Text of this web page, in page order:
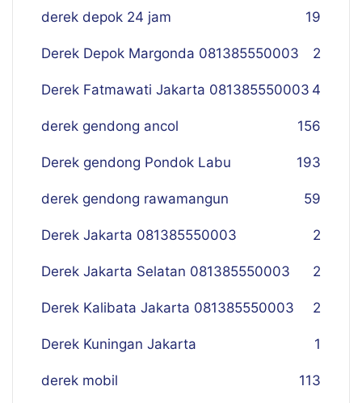
derek depok 24 jam 19
Derek Depok Margonda 081385550003 2
Derek Fatmawati Jakarta 081385550003 4
derek gendong ancol 156
Derek gendong Pondok Labu 193
derek gendong rawamangun 59
Derek Jakarta 081385550003 2
Derek Jakarta Selatan 081385550003 2
Derek Kalibata Jakarta 081385550003 2
Derek Kuningan Jakarta 1
derek mobil 113